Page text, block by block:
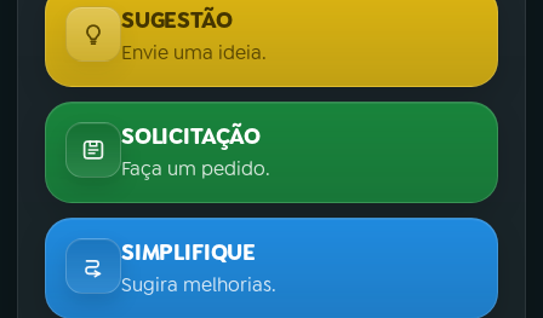
SUGESTÃO
Envie uma ideia.
SOLICITAÇÃO
Faça um pedido.
SIMPLIFIQUE
Sugira melhorias.